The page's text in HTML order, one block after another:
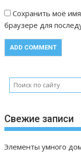
Сохранить моё
браузере для
Свежие записи
Элементы умного